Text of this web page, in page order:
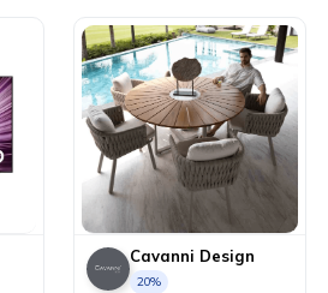
Cavanni Design
20%